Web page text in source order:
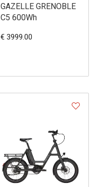
GAZELLE GRENOBLE
C5 600Wh
€ 3999.00